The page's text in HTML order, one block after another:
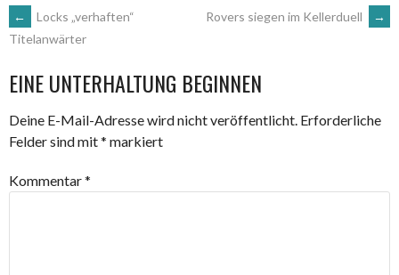
ARTIKEL-
NAVIGATION
←
Locks „verhaften“
Titelanwärter
Rovers siegen im Kellerduell →
EINE UNTERHALTUNG BEGINNEN
Deine E-Mail-Adresse wird nicht veröffentlicht. Erforderliche
Felder sind mit* markiert
Kommentar*